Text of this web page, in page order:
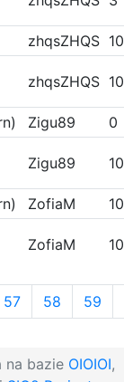
zhqsZHQS 10
zhqsZHQS 10
Zigu89 0
Zigu89 10
ZofiaM 10
ZofiaM 10
57 58 59
na bazie OIOIOI,